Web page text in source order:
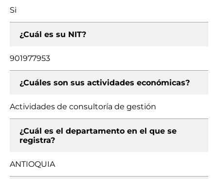
Si
¿Cuál es su NIT?
901977953
¿Cuáles son sus actividades económicas?
Actividades de consultoría de gestión
¿Cuál es el departamento en el que se
registra?
ANTIOQUIA